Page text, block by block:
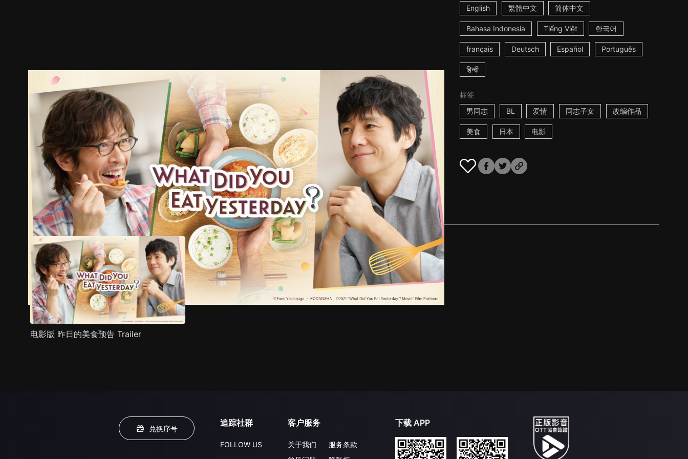
English 繁體中文 简体中文
Bahasa Indonesia Tiếng Việt 한국어
français Deutsch Español Português
हिन्दी
标签
男同志
BL 爱情 同志子女 改编作品
美食 日本 电影
预告 剧照 推荐影片 剧情介绍
电影版 昨日的美食预告 Trailer
兑换序号
追踪社群
FOLLOW US
客户服务
关于我们
服务条款
下载 APP